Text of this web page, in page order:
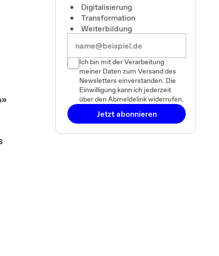
Digitalisierung
Transformation
Weiterbildung
Ich bin mit der Verarbeitung
meiner Daten zum Versand des
Newsletters einverstanden. Die
Einwilligung kann ich jederzeit
über den Abmeldelink widerrufen.
Jetzt abonnieren